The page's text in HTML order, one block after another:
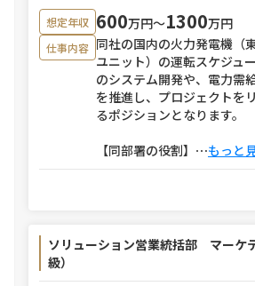
想定年収 600万円〜1300万円
仕事内容 同社の国内の火力発電機（
ユニット）の運転スケジュ
のシステム開発や、電力需
を推進し、プロジェクトを
るポジションとなります。
【同部署の役割】 ⋯もっと
ソリューション営業統括部 マーケ
級）